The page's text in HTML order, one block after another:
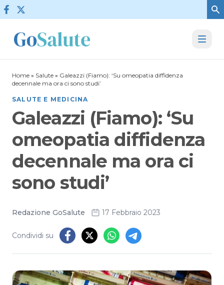
Vai al contenuto
Home » Salute » Galeazzi (Fiamo): ‘Su omeopatia diffidenza
decennale ma ora ci sono studi’
SALUTE E MEDICINA
Galeazzi (Fiamo): ‘Su
omeopatia diffidenza
decennale ma ora ci
sono studi’
Redazione GoSalute 17 Febbraio 2023
Condividi su